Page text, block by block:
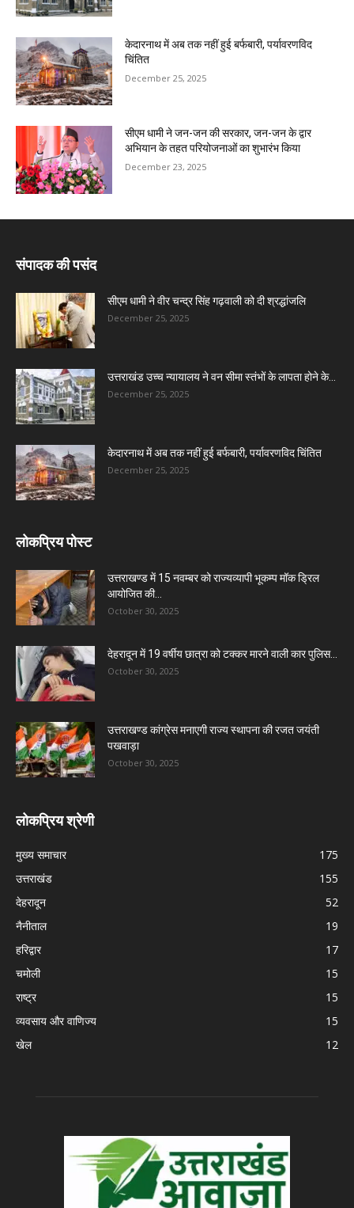
केदारनाथ में अब तक नहीं हुई बर्फबारी, पर्यावरणविद
चिंतित
December 25, 2025
सीएम धामी ने जन-जन की सरकार, जन-जन के द्वार
अभियान के तहत परियोजनाओं का शुभारंभ किया
December 23, 2025
संपादक की पसंद
सीएम धामी ने वीर चन्द्र सिंह गढ़वाली को दी श्रद्धांजलि
December 25, 2025
उत्तराखंड उच्च न्यायालय ने वन सीमा स्तंभों के लापता होने के...
December 25, 2025
केदारनाथ में अब तक नहीं हुई बर्फबारी, पर्यावरणविद चिंतित
December 25, 2025
लोकप्रिय पोस्ट
उत्तराखण्ड में 15 नवम्बर को राज्यव्यापी भूकम्प मॉक ड्रिल
आयोजित की...
October 30, 2025
देहरादून में 19 वर्षीय छात्रा को टक्कर मारने वाली कार पुलिस...
October 30, 2025
उत्तराखण्ड कांग्रेस मनाएगी राज्य स्थापना की रजत जयंती
पखवाड़ा
October 30, 2025
लोकप्रिय श्रेणी
मुख्य समाचार
175
उत्तराखंड
155
देहरादून
52
नैनीताल
19
हरिद्वार
17
चमोली
15
राष्ट्र
15
व्यवसाय और वाणिज्य
15
खेल
12